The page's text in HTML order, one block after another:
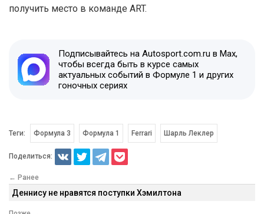
получить место в команде ART.
Подписывайтесь на Autosport.com.ru в Max,
чтобы всегда быть в курсе самых
актуальных событий в Формуле 1 и других
гоночных сериях
Теги: Формула 3 Формула 1 Ferrari Шарль Леклер
Поделиться:
← Ранее
Деннису не нравятся поступки Хэмилтона